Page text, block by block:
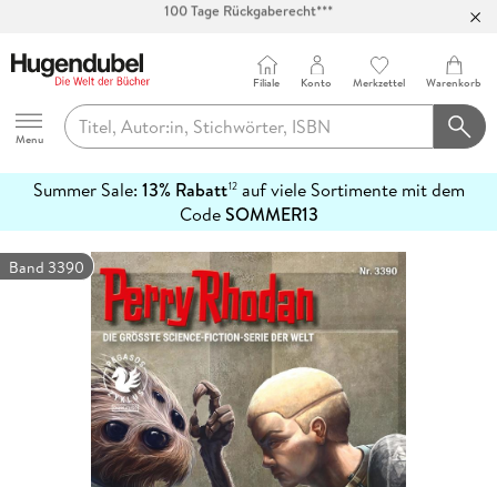
Abholung in über 100 Filialen
Hugendubel
Menu
Filiale Konto Merkzettel Warenkorb
Summer Sale: 13% Rabatt12auf viele Sortimente mit dem
CodeSOMMER13
erfahren
Band 3390